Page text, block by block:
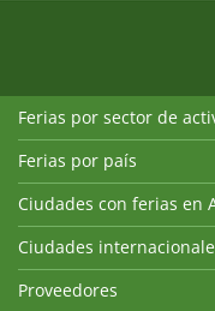
Ferias por sector de
Ferias por país
Ciudades con ferias en
Ciudades
Proveedores